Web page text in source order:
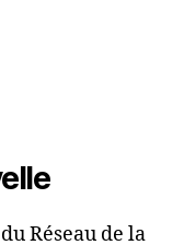
Réseau de la